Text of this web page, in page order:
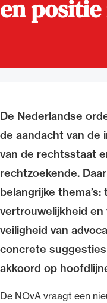
en
De Nederlandse
de aandacht van de
van de rechtsstaat
rechtzoekende.
belangrijke
vertrouwelijkheid
veiligheid van
concrete
akkoord op
De NOvA vraagt een
Uitgelicht
Alle wet- en
Van de
de advocatuur
advocatuur (Roda).